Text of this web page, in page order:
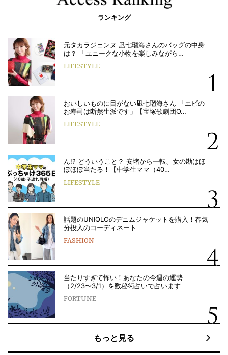
ランキング
元タカラジェンヌ 凪七瑠海さんのバッグの中身
は？ 「ユニークな小物を楽しみながら…
LIFESTYLE
おいしいものに目がない凪七瑠海さん 「エビの
お寿司は断然生派です」【宝塚歌劇団O…
LIFESTYLE
ん!? どういうこと？ 安堵から一転、女の勘はほ
ぼほぼ当たる！【中学生ママ（40…
LIFESTYLE
話題のUNIQLOのデニムジャケットを購入！春気
分投入のコーディネート
FASHION
当たりすぎて怖い！あなたの今週の運勢
（2/23〜3/1）を数秘術占いで占います
FORTUNE
もっと見る